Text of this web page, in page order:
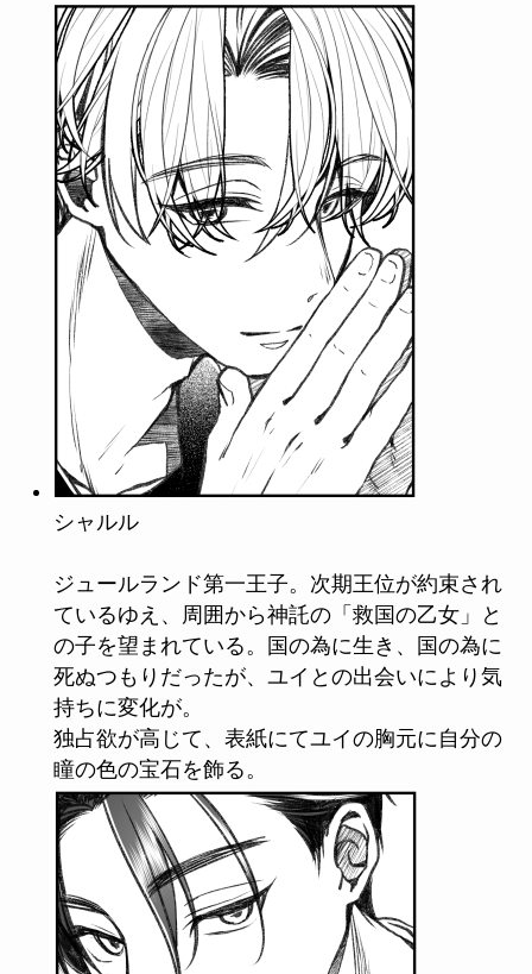
シャルル
ジュールランド第一王子。次期王位が約束され
ているゆえ、周囲から神託の「救国の乙女」と
の子を望まれている。国の為に生き、国の為に
死ぬつもりだったが、ユイとの出会いにより気
持ちに変化が。
独占欲が高じて、表紙にてユイの胸元に自分の
瞳の色の宝石を飾る。